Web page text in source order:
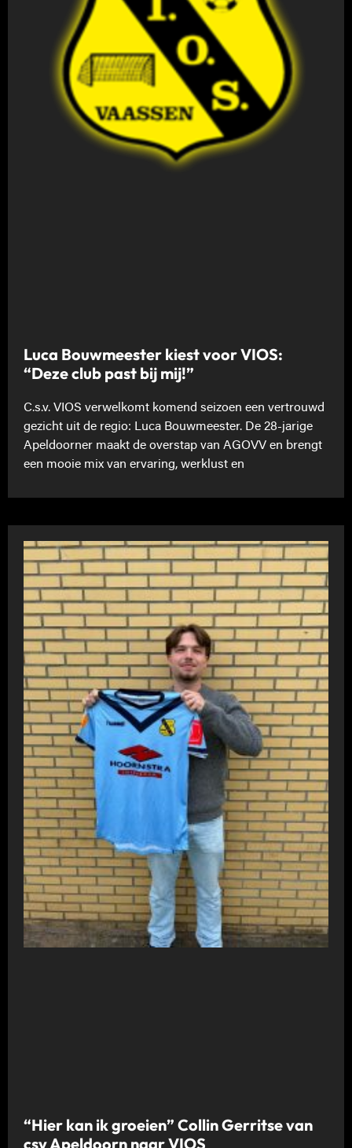
Luca Bouwmeester kiest voor VIOS:
“Deze club past bij mij!”
C.s.v. VIOS verwelkomt komend seizoen een vertrouwd
gezicht uit de regio: Luca Bouwmeester. De 28-jarige
Apeldoorner maakt de overstap van AGOVV en brengt
een mooie mix van ervaring, werklust en
“Hier kan ik groeien” Collin Gerritse van
csv Apeldoorn naar VIOS